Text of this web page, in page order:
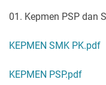
01. Kepmen PSP dan
KEPMEN SMK PK.pdf
KEPMEN PSP.pdf